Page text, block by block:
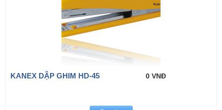
KANEX DẬP GHIM HD-45 0 VNĐ